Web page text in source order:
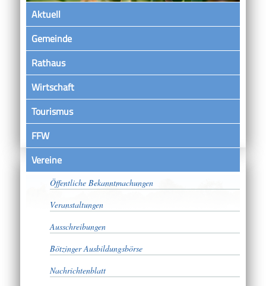
Aktuell
Gemeinde
Rathaus
Wirtschaft
Tourismus
FFW
VereineSatzungen
Öffentliche Bekanntmachungen
Veranstaltungen
Ausschreibungen
Bötzinger Ausbildungsbörse
Nachrichtenblatt